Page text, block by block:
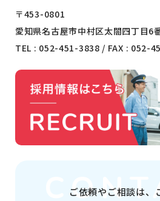
〒453-0801
愛知県名古屋市中村区太閤四丁目6
TEL : 052-451-3838 / FAX : 052-
ご依頼やご相談は、